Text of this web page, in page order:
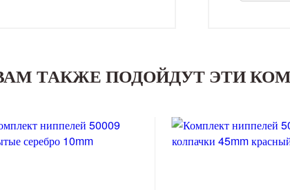
ТАКЖЕ ПОДОЙДУТ ЭТИ